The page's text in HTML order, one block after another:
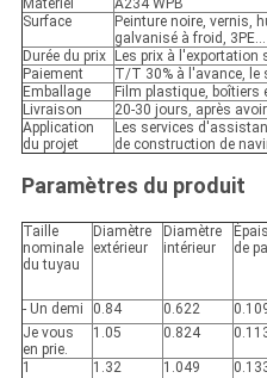
Matériel
A234 WPB
Surface
Peinture noire, vernis,
galvanisé à froid, 3PE...
Durée du prix
Les prix à
Paiement
T/T 30% à l'avance, le
Emballage
Film plastique, boîtiers
Livraison
20-30 jours, après
Application
du projet
Les services
de construction de
Paramètres du produit
Taille
nominale
du tuyau
Diamètre
extérieur
Diamètre
intérieur
de
- Un demi 0.84 0.622
Je vous
en prie.
1.05 0.824
1 1.32 1.049